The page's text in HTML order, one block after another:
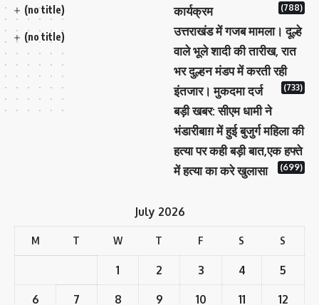
(no title)
(no title)
कार्यक्रम
(788)
उत्तराखंड में गजब मामला। दूल्हे
वाले भूले शादी की तारीख, रात
भर दुल्हन मंडप में करती रही
इंतजार। मुकदमा दर्ज
(733)
बड़ी खबर: सीएम धामी ने
भंडारीबाग़ में हुई बुजुर्ग महिला की
हत्या पर कही बड़ी बात,एक हफ्ते
में हत्या का करे खुलासा
(699)
July 2026
M T W T F S S
1 2 3 4 5
6 7 8 9 10 11 12